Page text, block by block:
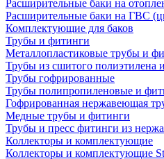
Расширительные баки на
Расширительные баки на ГВС
Комплектующие для баков
Трубы и фитинги
Металлопластиковые трубы и
Трубы из сшитого полиэтилена
Трубы гофрированные
Трубы полипропиленовые и
Гофрированная нержавеющая
Медные трубы и фитинги
Трубы и пресс фитинги из
Коллекторы и комплектующие
Коллекторы и комплектующие